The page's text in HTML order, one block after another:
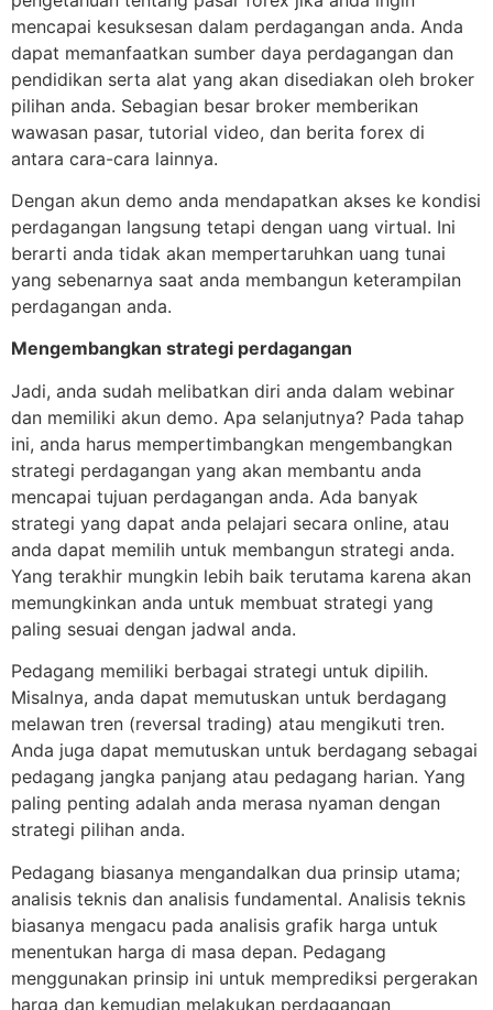
mencapai kesuksesan dalam perdagangan anda. Anda
dapat memanfaatkan sumber daya perdagangan dan
pendidikan serta alat yang akan disediakan oleh broker
pilihan anda. Sebagian besar broker memberikan
wawasan pasar, tutorial video, dan berita forex di
antara cara-cara lainnya.
Dengan akun demo anda mendapatkan akses ke kondisi
perdagangan langsung tetapi dengan uang virtual. Ini
berarti anda tidak akan mempertaruhkan uang tunai
yang sebenarnya saat anda membangun keterampilan
perdagangan anda.
Mengembangkan strategi perdagangan
Jadi, anda sudah melibatkan diri anda dalam webinar
dan memiliki akun demo. Apa selanjutnya? Pada tahap
ini, anda harus mempertimbangkan mengembangkan
strategi perdagangan yang akan membantu anda
mencapai tujuan perdagangan anda. Ada banyak
strategi yang dapat anda pelajari secara online, atau
anda dapat memilih untuk membangun strategi anda.
Yang terakhir mungkin lebih baik terutama karena akan
memungkinkan anda untuk membuat strategi yang
paling sesuai dengan jadwal anda.
Pedagang memiliki berbagai strategi untuk dipilih.
Misalnya, anda dapat memutuskan untuk berdagang
melawan tren (reversal trading) atau mengikuti tren.
Anda juga dapat memutuskan untuk berdagang sebagai
pedagang jangka panjang atau pedagang harian. Yang
paling penting adalah anda merasa nyaman dengan
strategi pilihan anda.
Pedagang biasanya mengandalkan dua prinsip utama;
analisis teknis dan analisis fundamental. Analisis teknis
biasanya mengacu pada analisis grafik harga untuk
menentukan harga di masa depan. Pedagang
menggunakan prinsip ini untuk memprediksi pergerakan
harga dan kemudian melakukan perdagangan